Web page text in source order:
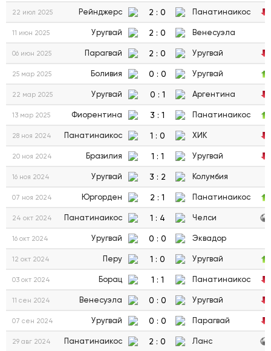
22 июл 2025 Рейнджерс 2 : 0 Панатинаикос
11 июн 2025 Уругвай 2 : 0 Венесуэла
06 июн 2025 Парагвай 2 : 0 Уругвай
25 мар 2025 Боливия 0 : 0 Уругвай
22 мар 2025 Уругвай 0 : 1 Аргентина
13 мар 2025 Фиорентина 3 : 1 Панатинаикос
28 ноя 2024 Панатинаикос 1 : 0 ХИК
20 ноя 2024 Бразилия 1 : 1 Уругвай
16 ноя 2024 Уругвай 3 : 2 Колумбия
07 ноя 2024 Юргорден 2 : 1 Панатинаикос
24 окт 2024 Панатинаикос 1 : 4 Челси
16 окт 2024 Уругвай 0 : 0 Эквадор
12 окт 2024 Перу 1 : 0 Уругвай
03 окт 2024 Борац 1 : 1 Панатинаикос
11 сен 2024 Венесуэла 0 : 0 Уругвай
07 сен 2024 Уругвай 0 : 0 Парагвай
29 авг 2024 Панатинаикос 2 : 0 Ланс